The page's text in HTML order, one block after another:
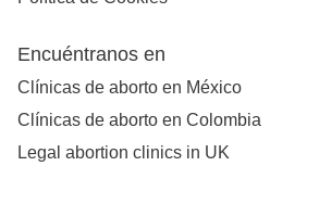
Encuéntranos en
Clínicas de aborto en México
Clínicas de aborto en Colombia
Legal abortion clinics in UK